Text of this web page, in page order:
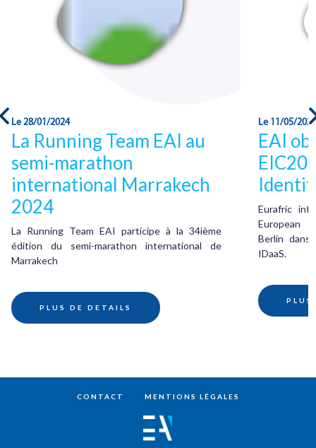
Le 28/01/2024
La Running Team EAI au
semi-marathon
international Marrakech
2024
La Running Team EAI participe à la 34ième
édition du semi-marathon international de
Marrakech
PLUS DE DETAILS
Le 11/05/
EAI
Eurafric
European
Berlin dans
IDaaS.
PLUS
CONTACT MENTIONS LÉGALES